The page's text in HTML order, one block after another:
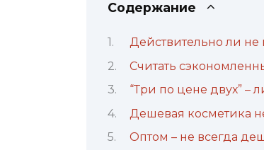
Содержание
Действительно ли не
Считать
“Три по цене двух”
Дешевая косметика
Оптом – не всегда